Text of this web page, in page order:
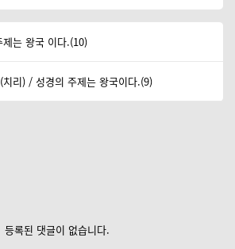
는 왕국 이다.(10)
치리) / 성경의 주제는 왕국이다.(9)
등록된 댓글이 없습니다.